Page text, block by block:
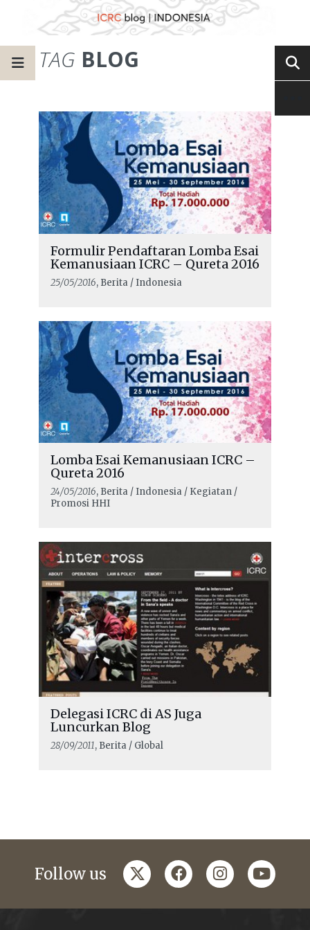
TAG BLOG
Formulir Pendaftaran Lomba Esai
Kemanusiaan ICRC – Qureta 2016
25/05/2016, Berita / Indonesia
Lomba Esai Kemanusiaan ICRC –
Qureta 2016
24/05/2016, Berita / Indonesia / Kegiatan /
Promosi HHI
Delegasi ICRC di AS Juga
Luncurkan Blog
28/09/2011, Berita / Global
Follow us twitterfacebookinstagramyoutube